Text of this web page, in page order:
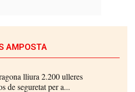
AMPOSTA
lliura 2.200 ulleres
de seguretat per a...